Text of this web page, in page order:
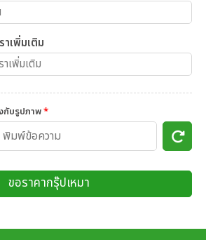
เพิ่มเติม
กับรูปภาพ*
ขอราคากรุ๊ปเหมา